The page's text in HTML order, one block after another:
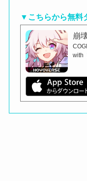
▼こちらから無料
崩
with